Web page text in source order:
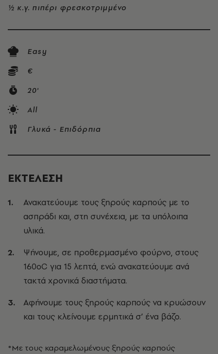
½ κ.γ. πιπέρι φρεσκοτριμμένο
Easy
€
20'
All
Γλυκά - Επιδόρπια
ΕΚΤΕΛΕΣΗ
Ανακατεύουμε τους ξηρούς καρπούς με το
ασπράδι και, στη συνέχεια, με τα υπόλοιπα
υλικά.
Ψήνουμε, σε προθερμασμένο φούρνο, στους
160οC για 15 λεπτά, ενώ ανακατεύουμε ανά
τακτά χρονικά διαστήματα.
Αφήνουμε τους ξηρούς καρπούς να κρυώσουν
και τους κλείνουμε ερμητικά σ’ ένα βάζο.
*Με τους καραμελωμένους ξηρούς καρπούς